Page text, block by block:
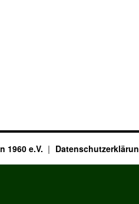
1960 e.V.